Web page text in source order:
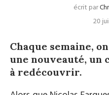
écrit par
20
Chaque semaine,
une nouveauté, un
à redécouvrir.